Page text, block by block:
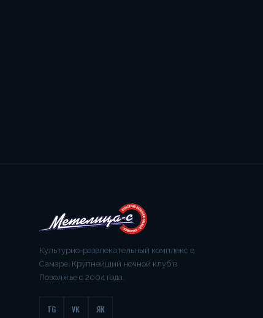
Культурно-развлекательный комплекс в
Самаре. Крупнейший ночной клуб в
Поволжье с 2004 года.
TG VK ЯК